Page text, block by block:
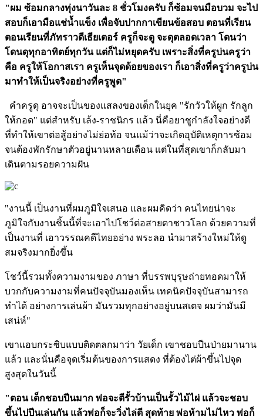
"ผม ซ้อมกลางทุ่งนาวันละ 8 ชั่วโมงครับ ก็ซ้อมจนมือบวม จะไป
สอบก็เอามือแช่น้ำแข็ง เพื่อจับปากกาเขียนข้อสอบ ตอนที่เรียน
ตอนเรียนที่ภัทราวดีเธียเตอร์ ครูก็จะดู จะดุตลอดเวลา โดนว่า
โดนดุทุกอาทิตย์ทุกวัน แต่ก็ไม่หยุดครับ เพราะสิ่งที่ครูบ่นครูว่า
คือ ครูให้โอกาสเรา ครูเห็นจุดด้อยของเรา ก็เอาสิ่งที่ครูว่าครูบ่น
มาทำให้เป็นจริงอย่างที่ครูพูด"
คำครูดุ อาจจะเป็นของแสลงของเด็กในยุค "รักวัวให้ผูก รักลูก
ให้กอด" แต่สำหรับ เล้ง-ราชนิกร แล้ว นี่คือยาชูกำลังใจอย่างดี
ที่ทำให้เขาต่อสู้อย่างไม่ย่อท้อ จนแม้ว่าจะเกิดอุบัติเหตุการซ้อม
จนต้องพักรักษาตัวอยู่นานหลายเดือน แต่ในที่สุดเขาก็กลับมา
เดินตามรอยความฝัน
"งานนี้ เป็นงานที่ผมภูมิใจเสนอ และผมคิดว่า คนไทยน่าจะ
ภูมิใจกับงานชิ้นนี้ที่จะเอาไปโชว์ต่อสายตาชาวโลก ด้วยความที่
เป็นงานที่ เอาวรรณคดีไทยอย่าง พระลอ นำมาสร้างใหม่ให้ดู
สมจริงมากยิ่งขึ้น
โชว์นี้รวมทั้งความงามของ ภาษา ที่บรรพบุรุษถ่ายทอดมาให้
บวกกับความงามที่คนปัจจุบันมองเห็น เทคนิคปัจจุบันสามารถ
ทำได้ อย่างการเล่นผ้า มันรวมทุกอย่างอยู่บนสเตจ ผมว่ามันมี
เสน่ห์"
เขาแอบกระซิบแบบติดตลกมาว่า วัยเด็ก เขาชอบปีนป่ายมานาน
แล้ว และนั่นคือจุดเริ่มต้นของการแสดง ที่ต้องไต่ผ้าขึ้นไปจุด
สูงสุดในวันนี้
"ตอน เด็กชอบปีนมาก พ่อจะตีรั้วบ้านเป็นรั้วไม้ไผ่ แล้วจะชอบ
ขึ้นไปปีนเล่นกัน แล้วพ่อก็จะวิ่งไล่ตี สุดท้าย พ่อห้ามไม่ไหว พ่อก็